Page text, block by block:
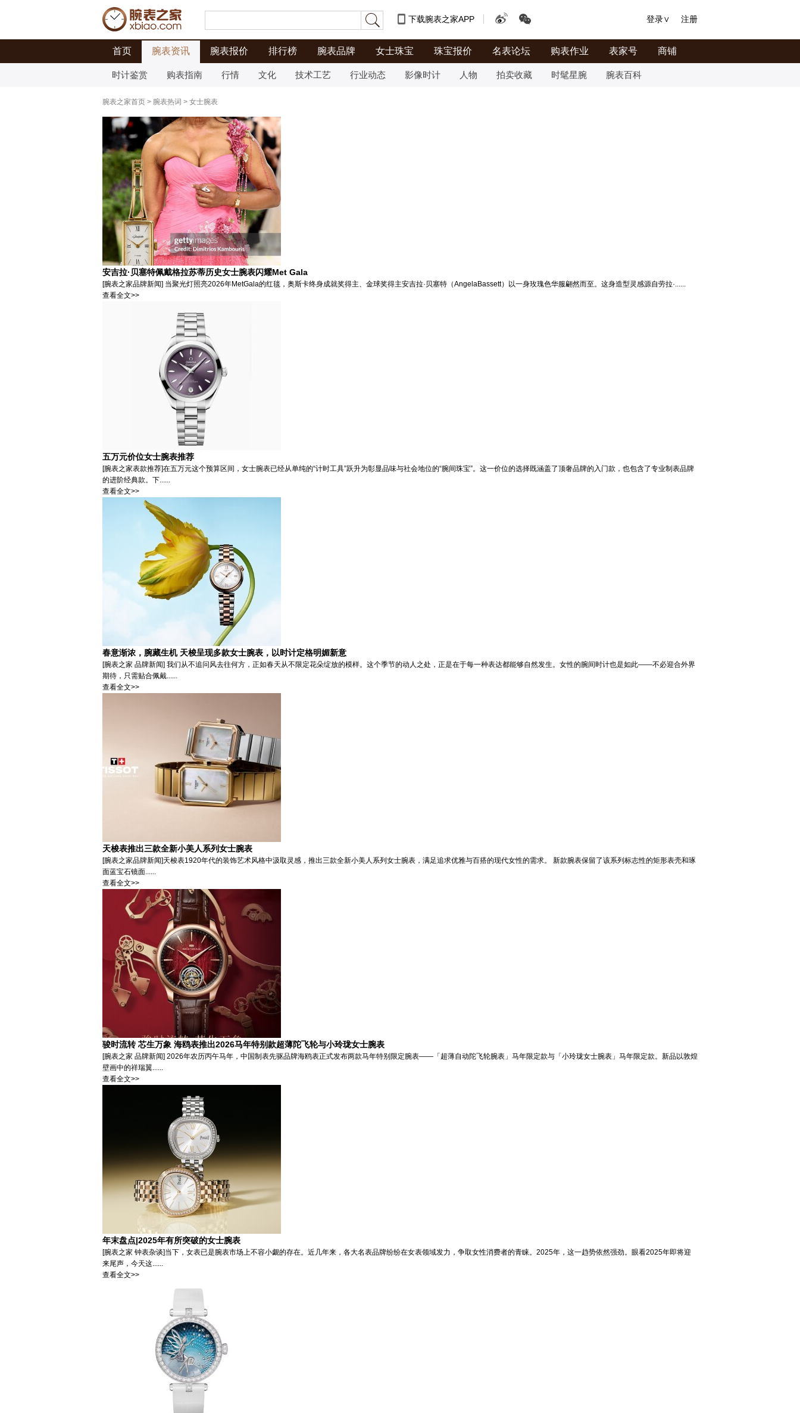
下载腕表之家APP 登录∨ 注册
首页 腕表资讯 腕表报价 排行榜 腕表品牌 女士珠宝 珠宝报价 名表论坛 购表作业 表家号 商铺
时计鉴赏 购表指南 行情 文化 技术工艺 行业动态 影像时计 人物 拍卖收藏 时髦星腕 腕表百科
腕表之家首页 > 腕表热词 > 女士腕表
安吉拉·贝塞特佩戴格拉苏蒂历史女士腕表闪耀Met Gala
[腕表之家品牌新闻] 当聚光灯照亮2026年MetGala的红毯，奥斯卡终身成就奖得主、金球奖得主安吉拉·贝塞特（AngelaBassett）以一身玫瑰色华服翩然而至。这身造型灵感源自劳拉·......
查看全文>>
五万元价位女士腕表推荐
[腕表之家表款推荐]在五万元这个预算区间，女士腕表已经从单纯的“计时工具”跃升为彰显品味与社会地位的“腕间珠宝”。这一价位的选择既涵盖了顶奢品牌的入门款，也包含了专业制表品牌
的进阶经典款。下......
查看全文>>
春意渐浓，腕藏生机 天梭呈现多款女士腕表，以时计定格明媚新意
[腕表之家 品牌新闻] 我们从不追问风去往何方，正如春天从不限定花朵绽放的模样。这个季节的动人之处，正是在于每一种表达都能够自然发生。女性的腕间时计也是如此——不必迎合外界
期待，只需贴合佩戴......
查看全文>>
天梭表推出三款全新小美人系列女士腕表
[腕表之家品牌新闻]天梭表1920年代的装饰艺术风格中汲取灵感，推出三款全新小美人系列女士腕表，满足追求优雅与百搭的现代女性的需求。 新款腕表保留了该系列标志性的矩形表壳和琢
面蓝宝石镜面......
查看全文>>
骏时流转 芯生万象 海鸥表推出2026马年特别款超薄陀飞轮与小玲珑女士腕表
[腕表之家 品牌新闻] 2026年农历丙午马年，中国制表先驱品牌海鸥表正式发布两款马年特别限定腕表——「超薄自动陀飞轮腕表」马年限定款与「小玲珑女士腕表」马年限定款。新品以敦煌
壁画中的祥瑞翼......
查看全文>>
年末盘点|2025年有所突破的女士腕表
[腕表之家 钟表杂谈]当下，女表已是腕表市场上不容小觑的存在。近几年来，各大名表品牌纷纷在女表领域发力，争取女性消费者的青睐。2025年，这一趋势依然强劲。眼看2025年即将迎
来尾声，今天这......
查看全文>>